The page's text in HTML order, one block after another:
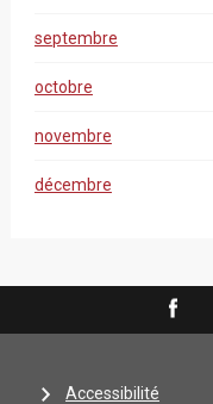
septembre
octobre
novembre
décembre
Accessibilité